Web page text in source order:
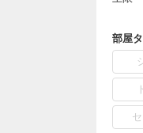
部屋